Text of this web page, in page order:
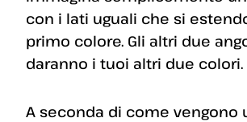
con i lati uguali che si
primo colore. Gli altri due
daranno i tuoi altri due colori.
A seconda di come vengono